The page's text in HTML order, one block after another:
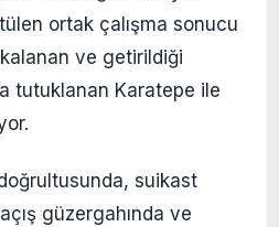
ortak çalışma sonucu
ve getirildiği
tutuklanan Karatepe ile
suikast
güzergahında ve